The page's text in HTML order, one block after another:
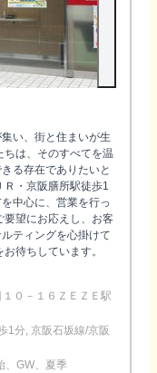
い、街と住まいが生
ちは、そのすべてを温
る存在でありたいと
Ｒ・京阪膳所駅徒歩1
中心に、営業を行っ
要望にお応えし、お客
ティングを心掛けて
待ちしています。
０－１６ＺＥＺＥ駅
1分, 京阪石坂線/京阪
、GW、夏季